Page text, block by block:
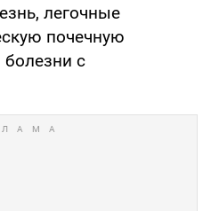
легочные
почечную
болезни с